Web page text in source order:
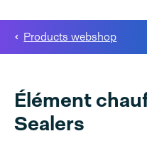
Products webshop
Élément
Sealers